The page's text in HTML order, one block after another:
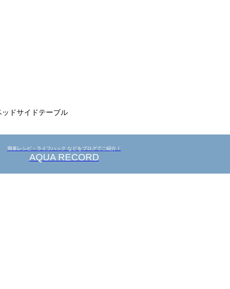
ドサイドテーブル
簡単レシピ・ライフハック などをブログでご紹介！
AQUA RECORD